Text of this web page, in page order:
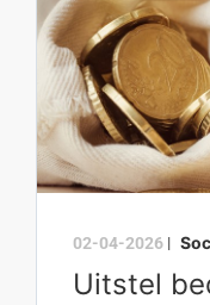
02-04-2026 |
Uitstel